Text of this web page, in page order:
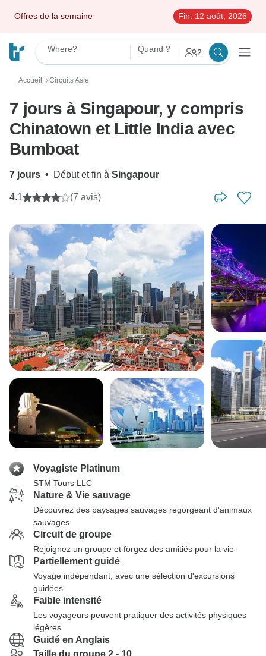
Offres de la semaine Fin: 12 août, 2026
Where? Quand ? 2
Accueil 〉 Circuits Asie
7 jours à Singapour, y compris
Chinatown et Little India avec
Bumboat
7 jours • Début et fin à Singapour
4.1 (7 avis)
Voyagiste Platinum
STM Tours LLC
Nature & Vie sauvage
Découvrez des paysages sauvages regorgeant d'animaux
sauvages
Circuit de groupe
Rejoignez un groupe et forgez des amitiés pour la vie
Partiellement guidé
Voyage indépendant, avec une sélection d'excursions
guidées
Faible intensité
Les voyageurs peuvent pratiquer des activités physiques
légères
Guidé en Anglais
Taille du groupe 2 - 10